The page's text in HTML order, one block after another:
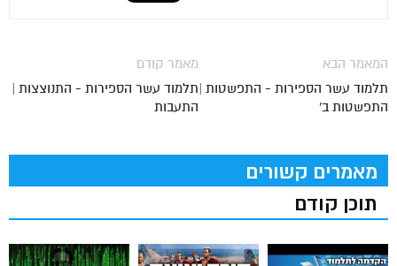
מאמר קודם
תלמוד עשר הספירות - התנוצצות |
התעבות
המאמר הבא
תלמוד עשר הספירות - התפשטות |
התפשטות ב'
מאמרים קשורים
תוכן קודם